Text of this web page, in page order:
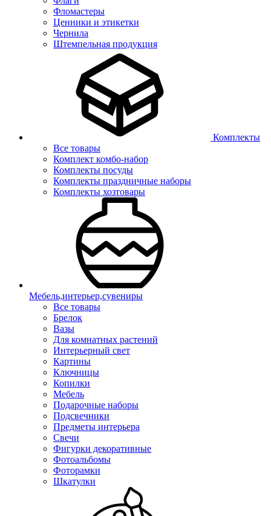
Фломастеры
Ценники и этикетки
Чернила
Штемпельная продукция
Комплекты
Все товары
Комплект комбо-набор
Комплекты посуды
Комплекты праздничные наборы
Комплекты хозтовары
Мебель,интерьер,сувениры
Все товары
Брелок
Вазы
Для комнатных растений
Интерьерный свет
Картины
Ключницы
Копилки
Мебель
Подарочные наборы
Подсвечники
Предметы интерьера
Свечи
Фигурки декоративные
Фотоальбомы
Фоторамки
Шкатулки